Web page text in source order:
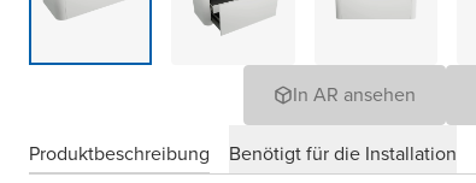
In AR ansehen
Produktbeschreibung Benötigt für die Installation